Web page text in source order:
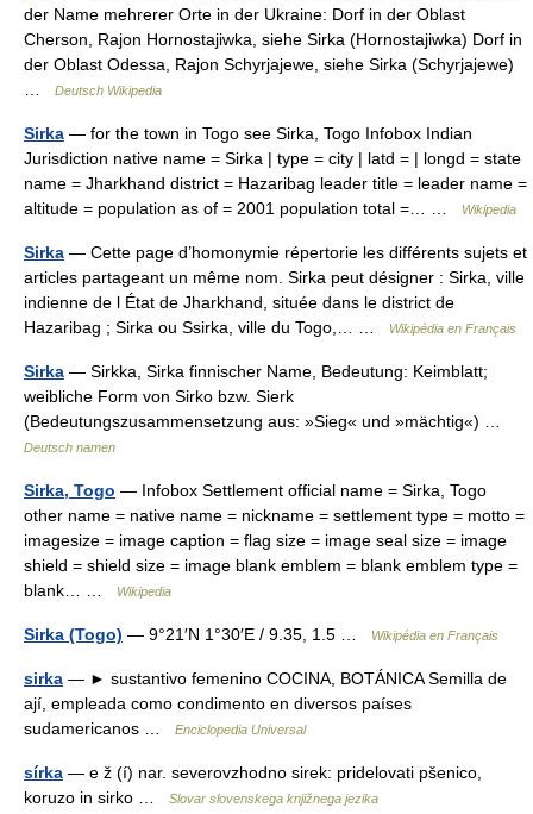
der Name mehrerer Orte in der Ukraine: Dorf in der Oblast
Cherson, Rajon Hornostajiwka, siehe Sirka (Hornostajiwka) Dorf in
der Oblast Odessa, Rajon Schyrjajewe, siehe Sirka (Schyrjajewe)
Deutsch Wikipedia
Sirka — for the town in Togo see Sirka, Togo Infobox Indian
Jurisdiction native name = Sirka | type = city | latd = | longd = state
name = Jharkhand district = Hazaribag leader title = leader name =
altitude = population as of = 2001 population total =… …
Wikipedia
Sirka — Cette page d’homonymie répertorie les différents sujets et
articles partageant un même nom. Sirka peut désigner : Sirka, ville
indienne de l État de Jharkhand, située dans le district de
Hazaribag ; Sirka ou Ssirka, ville du Togo,… …
Wikipédia en Français
Sirka — Sirkka, Sirka finnischer Name, Bedeutung: Keimblatt;
weibliche Form von Sirko bzw. Sierk
(Bedeutungszusammensetzung aus: »Sieg« und »mächtig«) …
Deutsch namen
Sirka, Togo — Infobox Settlement official name = Sirka, Togo
other name = native name = nickname = settlement type = motto =
imagesize = image caption = flag size = image seal size = image
shield = shield size = image blank emblem = blank emblem type =
blank… …
Wikipedia
Sirka (Togo) — 9°21′N 1°30′E / 9.35, 1.5 … Wikipédia en Français
sirka — ► sustantivo femenino COCINA, BOTÁNICA Semilla de
ají, empleada como condimento en diversos países
sudamericanos …
Enciclopedia Universal
sírka — e ž (í) nar. severovzhodno sirek: pridelovati pšenico,
koruzo in sirko …
Slovar slovenskega knjižnega jezika